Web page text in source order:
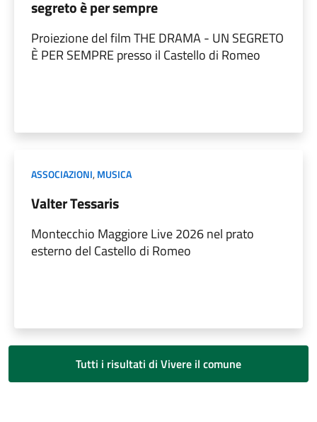
segreto è per sempre
Proiezione del film THE DRAMA - UN SEGRETO
È PER SEMPRE presso il Castello di Romeo
ASSOCIAZIONI,MUSICA
Valter Tessaris
Montecchio Maggiore Live 2026 nel prato
esterno del Castello di Romeo
Tutti i risultati di Vivere il comune